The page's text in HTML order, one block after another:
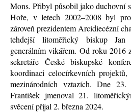
Mons. Přibyl působil jako duchovní
Hoře, v letech 2002–2008 byl
zároveň prezidentem Arcidiecézní
tehdejší litoměřický biskup
generálním vikářem. Od roku 2016
sekretáře České biskupské
koordinaci celocírkevních
mezinárodních vztazích. Dne
František jmenoval 21.
svěcení přijal 2. března 2024.